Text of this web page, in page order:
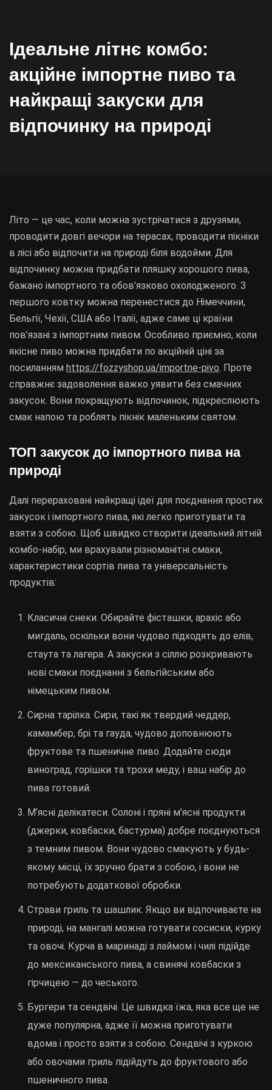
Ідеальне літнє комбо:
акційне імпортне пиво та
найкращі закуски для
відпочинку на природі
Літо — це час, коли можна зустрічатися з друзями,
проводити довгі вечори на терасах, проводити пікніки
в лісі або відпочити на природі біля водойми. Для
відпочинку можна придбати пляшку хорошого пива,
бажано імпортного та обов’язково охолодженого. З
першого ковтку можна перенестися до Німеччини,
Бельгії, Чехії, США або Італії, адже саме ці країни
пов’язані з імпортним пивом. Особливо приємно, коли
якісне пиво можна придбати по акційній ціні за
посиланням https://fozzyshop.ua/importne-pivo. Проте
справжнє задоволення важко уявити без смачних
закусок. Вони покращують відпочинок, підкреслюють
смак напою та роблять пікнік маленьким святом.
ТОП закусок до імпортного пива на
природі
Далі перераховані найкращі ідеї для поєднання простих
закусок і імпортного пива, які легко приготувати та
взяти з собою. Щоб швидко створити ідеальний літній
комбо-набір, ми врахували різноманітні смаки,
характеристики сортів пива та універсальність
продуктів:
Класичні снеки. Обирайте фісташки, арахіс або
мигдаль, оскільки вони чудово підходять до елів,
стаута та лагера. А закуски з сіллю розкривають
нові смаки поєднанні з бельгійським або
німецьким пивом.
Сирна тарілка. Сири, такі як твердий чеддер,
камамбер, брі та гауда, чудово доповнюють
фруктове та пшеничне пиво. Додайте сюди
виноград, горішки та трохи меду, і ваш набір до
пива готовий.
М’ясні делікатеси. Солоні і пряні м’ясні продукти
(джерки, ковбаски, бастурма) добре поєднуються
з темним пивом. Вони чудово смакують у будь-
якому місці, їх зручно брати з собою, і вони не
потребують додаткової обробки.
Страви гриль та шашлик. Якщо ви відпочиваєте на
природі, на мангалі можна готувати сосиски, курку
та овочі. Курча в маринаді з лаймом і чилі підійде
до мексиканського пива, а свинячі ковбаски з
гірчицею — до чеського.
Бургери та сендвічі. Це швидка їжа, яка все ще не
дуже популярна, адже її можна приготувати
вдома і просто взяти з собою. Сендвічі з куркою
або овочами гриль підійдуть до фруктового або
пшеничного пива.